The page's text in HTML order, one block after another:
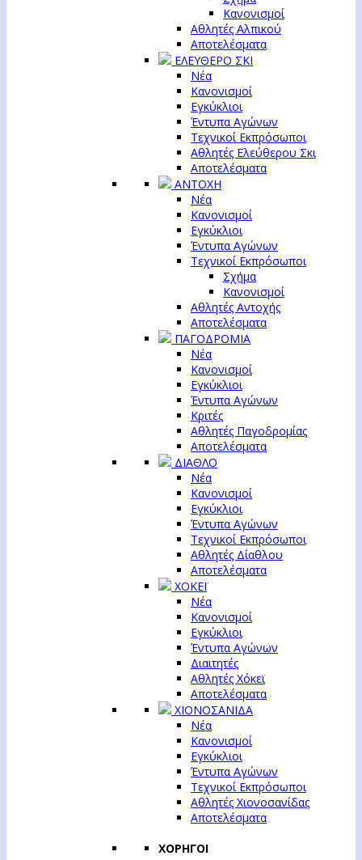
Κανονισμοί
Αθλητές Αλπικού
Αποτελέσματα
ΕΛΕΥΘΕΡΟ ΣΚΙ
Νέα
Κανονισμοί
Εγκύκλιοι
Έντυπα Αγώνων
Τεχνικοί Εκπρόσωποι
Αθλητές Ελεύθερου Σκι
Αποτελέσματα
ΑΝΤΟΧΗ
Νέα
Κανονισμοί
Εγκύκλιοι
Έντυπα Αγώνων
Τεχνικοί Εκπρόσωποι
Σχήμα
Κανονισμοί
Αθλητές Αντοχής
Αποτελέσματα
ΠΑΓΟΔΡΟΜΙΑ
Νέα
Κανονισμοί
Εγκύκλιοι
Έντυπα Αγώνων
Κριτές
Αθλητές Παγοδρομίας
Αποτελέσματα
ΔΙΑΘΛΟ
Νέα
Κανονισμοί
Εγκύκλιοι
Έντυπα Αγώνων
Τεχνικοί Εκπρόσωποι
Αθλητές Δίαθλου
Αποτελέσματα
ΧΟΚΕΪ
Νέα
Κανονισμοί
Εγκύκλιοι
Έντυπα Αγώνων
Διαιτητές
Αθλητές Χόκεϊ
Αποτελέσματα
ΧΙΟΝΟΣΑΝΙΔΑ
Νέα
Κανονισμοί
Εγκύκλιοι
Έντυπα Αγώνων
Τεχνικοί Εκπρόσωποι
Αθλητές Χιονοσανίδας
Αποτελέσματα
ΧΟΡΗΓΟΙ